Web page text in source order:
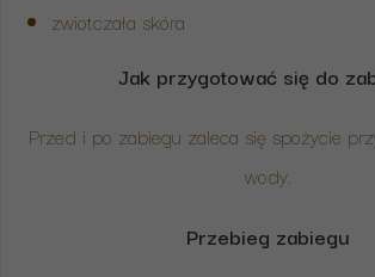
zwiotczała skóra
Jak przygotować się do
Przed i po zabiegu zaleca się spożycie
wody.
Przebieg zabiegu